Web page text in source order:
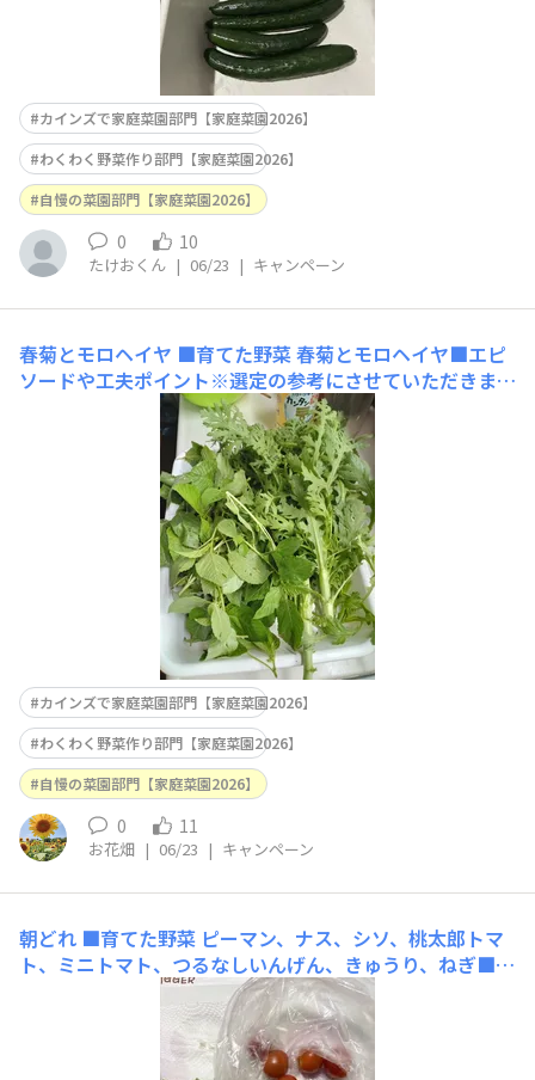
カインズで家庭菜園部門【家庭菜園2026】
わくわく野菜作り部門【家庭菜園2026】
自慢の菜園部門【家庭菜園2026】
0 10
たけおくん | 06/23 | キャンペーン
春菊とモロヘイヤ ■育てた野菜 春菊とモロヘイヤ■エピ
ソードや工夫ポイント※選定の参考にさせていただきます
ので必ずご入力ください 春から夏は虫が多いので防虫ネ
ットか遮光ネットをかけてます■使用した商品名（商品タ
グでどの商品かわからない場合はこちらに商品名を入力し
てください）遮光ネットか防虫ネット
カインズで家庭菜園部門【家庭菜園2026】
わくわく野菜作り部門【家庭菜園2026】
自慢の菜園部門【家庭菜園2026】
0 11
お花畑 | 06/23 | キャンペーン
朝どれ ■育てた野菜 ピーマン、ナス、シソ、桃太郎トマ
ト、ミニトマト、つるなしいんげん、きゅうり、ねぎ■エ
ピソードや工夫虫にやられないように、トマトなどは、排
水口ネットを実が付いたら、被せました。 ■使用した商
品名トマト、ミニトマトをよくするスプレー、マグｧンプ
K、ニームペレット、敷き藁